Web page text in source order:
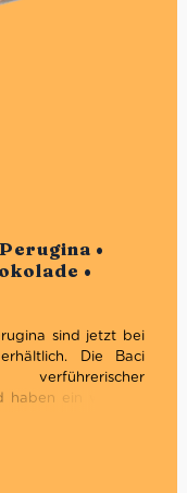
•
•
sind jetzt bei
Die Baci
ein weiches
Genuss,
intensive dunkle